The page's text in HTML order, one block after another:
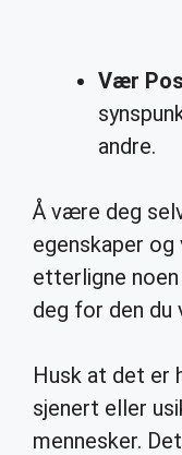
Vær
andre.
Å være deg
egenskaper
etterligne
deg for den du
Husk at det er
sjenert eller
mennesker.